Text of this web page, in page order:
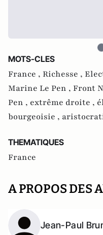
MOTS-CLES
France , Richesse ,
Marine Le Pen , Front
Pen , extrême droite ,
bourgeoisie ,
THEMATIQUES
France
A PROPOS DES
Jean-Paul